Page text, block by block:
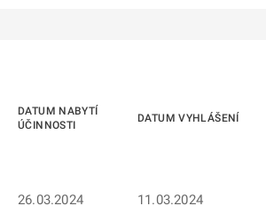
DATUM NABYTÍ
ÚČINNOSTI
DATUM VYHLÁŠENÍ
26.03.2024 11.03.2024